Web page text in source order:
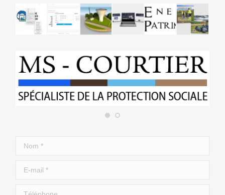
Nom *
E-mail *
Téléphone